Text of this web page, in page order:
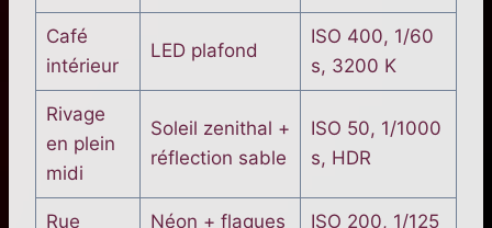
Café
intérieur
LED plafond
ISO 400, 1/60
s, 3200 K
Rivage
en plein
midi
Soleil zenithal +
réflection sable
ISO 50, 1/1000
s, HDR
Rue
Néon + flaques
ISO 200, 1/125